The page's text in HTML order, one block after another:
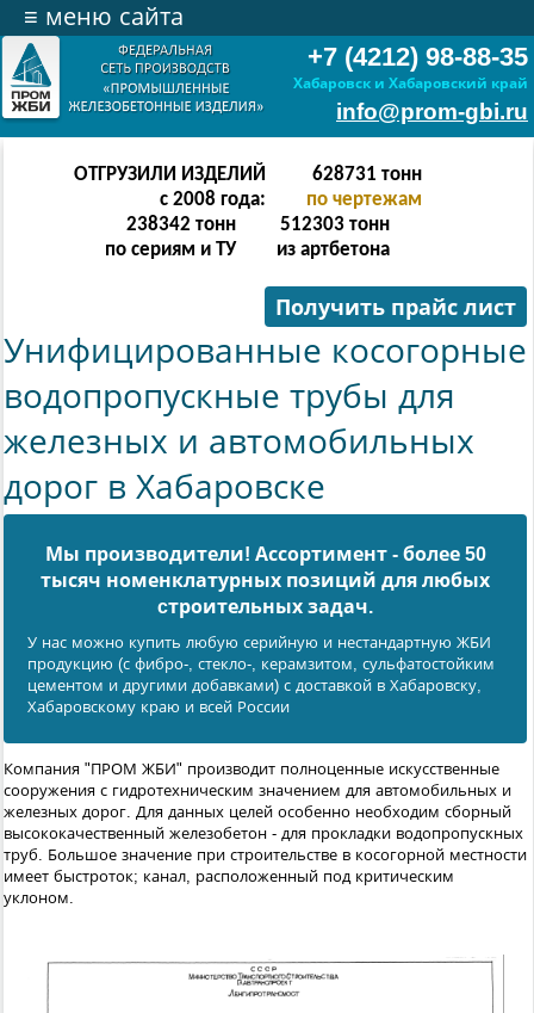
+7 (4212) 98-88-35
Хабаровск и Хабаровский край
info@prom-gbi.ru
≡ меню сайта
ОТГРУЗИЛИ ИЗДЕЛИЙ
с 2008 года:
628731 тонн
по чертежам
238342 тонн
по сериям и ТУ
512303 тонн
из артбетона
Получить прайс лист
Унифицированные косогорные
водопропускные трубы для
железных и автомобильных
дорог в Хабаровске
Мы производители! Ассортимент - более 50
тысяч номенклатурных позиций для любых
cтроительных задач.
У нас можно купить любую серийную и нестандартную ЖБИ
продукцию (с фибро-, стекло-, керамзитом, сульфатостойким
цементом и другими добавками) с доставкой в Хабаровску,
Хабаровскому краю и всей России
Компания "ПРОМ ЖБИ" производит полноценные искусственные
сооружения с гидротехническим значением для автомобильных и
железных дорог. Для данных целей особенно необходим сборный
высококачественный железобетон - для прокладки водопропускных
труб. Большое значение при строительстве в косогорной местности
имеет быстроток; канал, расположенный под критическим
уклоном.